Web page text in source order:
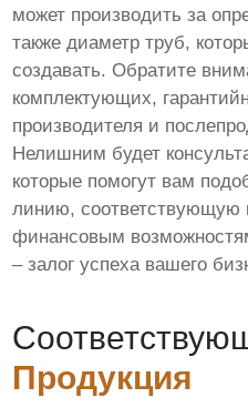
может производить за
также диаметр труб,
создавать. Обратите
комплектующих,
производителя и
Нелишним будет
которые помогут вам
линию, соответствующую
финансовым
– залог успеха вашего
Продукция